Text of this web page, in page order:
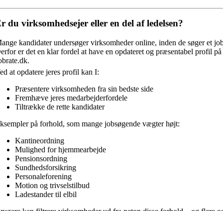
du virksomhedsejer eller en del af ledelsen?
kandidater undersøger virksomheder online, inden de søger et
er det en klar fordel at have en opdateret og præsentabel profil på
at opdatere jeres profil kan I:
Præsentere virksomheden fra sin bedste side
Fremhæve jeres medarbejderfordele
Tiltrække de rette kandidater
på forhold, som mange jobsøgende vægter højt:
Kantineordning
Mulighed for hjemmearbejde
Pensionsordning
Sundhedsforsikring
Personaleforening
Motion og trivselstilbud
Ladestander til elbil